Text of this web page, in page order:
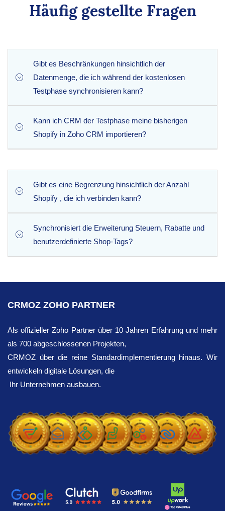
Häufig gestellte Fragen
Gibt es Beschränkungen hinsichtlich der
Datenmenge, die ich während der kostenlosen
Testphase synchronisieren kann?
Ja. Damit Sie die Premium-Funktionen der Erweiterung
testen können, können Sie im Rahmen der kostenlosen
Testphase insgesamt bis zu 50 Bestellungen
Mengenbeschränkung vollständig.
Kann ich CRM der Testphase meine bisherigen
Shopify in Zoho CRM importieren?
Abonnenten vorbehalten ist. Während der kostenlosen
geänderter Bestellungen testen.
Gibt es eine Begrenzung hinsichtlich der Anzahl
Shopify , die ich verbinden kann?
Die Erweiterung unterstützt standardmäßig die gleichzeitige
Synchronisierung mehrerer Shopify . Bitte beachten Sie
jedoch, dass für die Synchronisierung besonders
großen Anzahl zusätzlicher Shops möglicherweise
Synchronisiert die Erweiterung Steuern, Rabatte und
benutzerdefinierte Shop-Tags?
länderspezifische Steuerinformationen und Shopify und
CRMOZ ZOHO PARTNER
Als offizieller Zoho Partner über 10 Jahren Erfahrung und mehr
als 700 abgeschlossenen Projekten,
CRMOZ über die reine Standardimplementierung hinaus. Wir
entwickeln digitale Lösungen, die
Ihr Unternehmen ausbauen.